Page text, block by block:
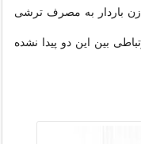
زن باردار به مصرف ترشی
بین این دو پیدا نشده